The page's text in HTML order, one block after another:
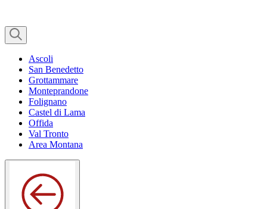
Ascoli
San Benedetto
Grottammare
Monteprandone
Folignano
Castel di Lama
Offida
Val Tronto
Area Montana